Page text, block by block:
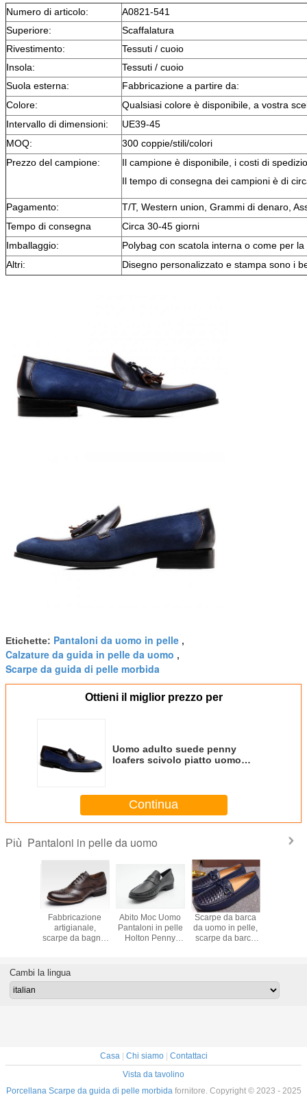
Numero di articolo:
A0821-541
Superiore:
Scaffalatura
Rivestimento:
Tessuti / cuoio
Insola:
Tessuti / cuoio
Suola esterna:
Fabbricazione a partire da:
Colore:
Qualsiasi colore è disponibile, a vostra
Intervallo di dimensioni:
UE39-45
MOQ:
300 coppie/stili/colori
Prezzo del campione:
Il campione è disponibile, i costi di
Il tempo di consegna dei campioni è di
Pagamento:
T/T, Western union, Grammi di denaro,
Tempo di consegna
Circa 30-45 giorni
Imballaggio:
Polybag con scatola interna o come per
Altri:
Disegno personalizzato e stampa sono i
Etichette: Pantaloni da uomo in pelle ,
Calzature da guida in pelle da uomo ,
Scarpe da guida di pelle morbida
Ottieni il miglior prezzo per
Uomo adulto suede penny
loafers scivolo piatto uomo
Continua
Più Pantaloni in pelle da uomo
Fabbricazione
artigianale,
scarpe da bagno,
scarpe da bagno,
scarpe da bagno,
Abito Moc Uomo
Pantaloni in pelle
Holton Penny
Scarpe da barca
da uomo in pelle,
scarpe da barca
moccasin loafers
Cambi la lingua
Casa| Chi siamo| Contattaci
Vista da tavolino
Porcellana Scarpe da guida di pelle morbidafornitore. Copyright © 2023 - 2025